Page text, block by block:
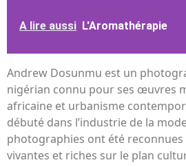
A lire aussi L'Aromathérapie
Andrew Dosunmu est un
nigérian connu pour ses œuvres
africaine et urbanisme
débuté dans l’industrie de la
photographies ont été
vivantes et riches sur le plan